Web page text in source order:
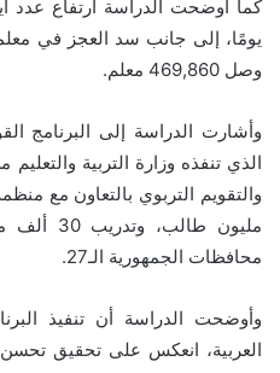
يومًا، إلى جانب سد العجز في
وصل 469,860 معلم.
وأشارت الدراسة إلى البرنامج
الذي تنفذه وزارة التربية
مليون
محافظات الجمهورية الـ27.
وأوضحت الدراسة أن تنفيذ
العربية، انعكس على تحقيق تحسن